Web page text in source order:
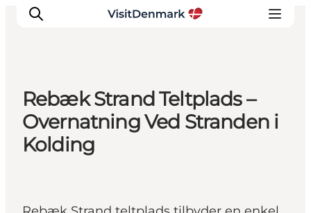
Inspirasjon
Reisemål
Aktiviteter
Rebæk Strand Teltplads –
Overnatning Ved Stranden i
Kolding